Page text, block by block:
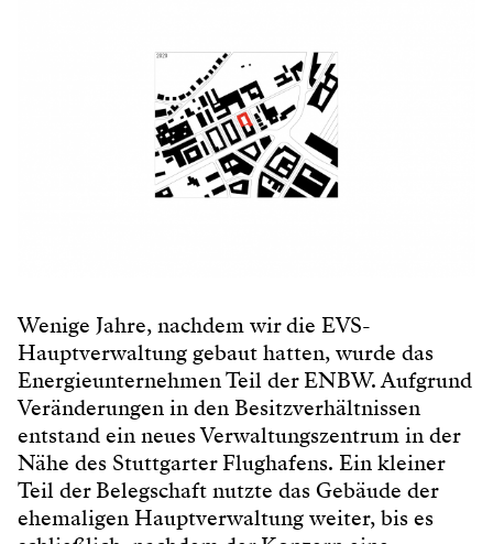
Wenige Jahre, nachdem wir die EVS-
Hauptverwaltung gebaut hatten, wurde das
Energieunternehmen Teil der ENBW. Aufgrund
Veränderungen in den Besitzverhältnissen
entstand ein neues Verwaltungszentrum in der
Nähe des Stuttgarter Flughafens. Ein kleiner
Teil der Belegschaft nutzte das Gebäude der
ehemaligen Hauptverwaltung weiter, bis es